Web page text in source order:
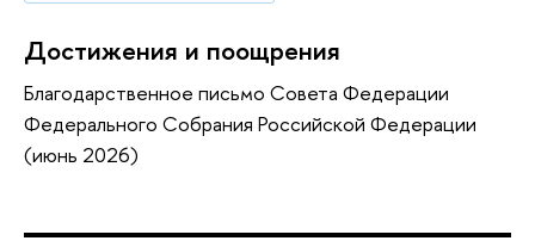
Достижения и поощрения
Благодарственное письмо Совета Федерации
Федерального Собрания Российской Федерации
(июнь 2026)